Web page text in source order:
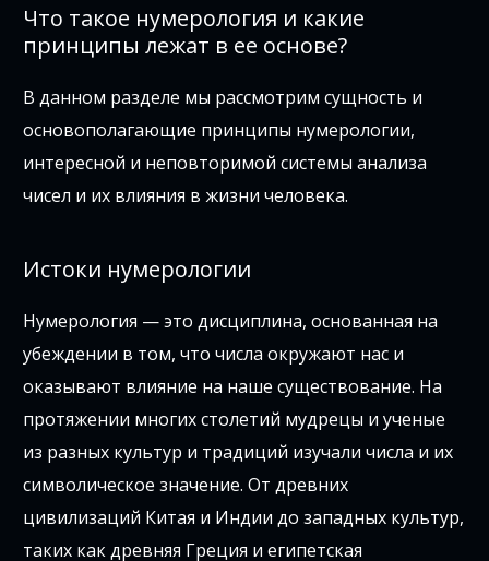
Что такое нумерология и какие
принципы лежат в ее основе?
В данном разделе мы рассмотрим сущность и
основополагающие принципы нумерологии,
интересной и неповторимой системы анализа
чисел и их влияния в жизни человека.
Истоки нумерологии
Нумерология — это дисциплина, основанная на
убеждении в том, что числа окружают нас и
оказывают влияние на наше существование. На
протяжении многих столетий мудрецы и ученые
из разных культур и традиций изучали числа и их
символическое значение. От древних
цивилизаций Китая и Индии до западных культур,
таких как древняя Греция и египетская